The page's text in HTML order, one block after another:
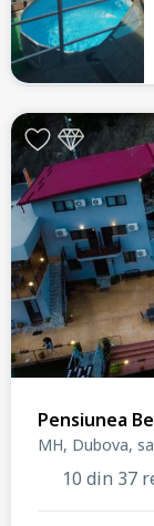
Pensiunea
MH, Dubova,
10 din 37